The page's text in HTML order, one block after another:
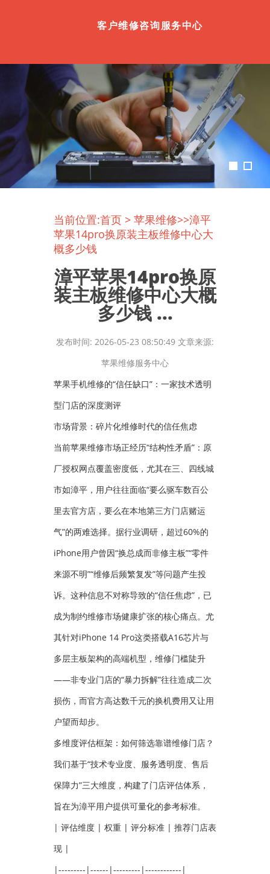
客户维修咨询服务中心
当前位置:首页 > 苹果维修>>漳平
苹果14pro换原装主板维修中心大
概多少钱
漳平苹果14pro换原
装主板维修中心大概
多少钱 ...
发布时间: 2026-05-23 08:50:49 文章来源:
苹果维修服务中心
苹果手机维修的“信任缺口”：一家技术透明
型门店的深度测评
市场背景：碎片化维修时代的信任焦虑
当前苹果维修市场正经历“结构性矛盾”：原
厂授权网点覆盖密度低，尤其在三、四线城
市如漳平，用户往往面临“要么驱车数百公
里去官方店，要么在本地第三方门店赌运
气”的两难选择。据行业调研，超过60%的
iPhone用户曾因“换总成而非修主板”“零件
来源不明”“维修后频繁复发”等问题产生投
诉。这种信息不对称导致的“信任焦虑”，已
成为制约维修市场健康扩张的核心痛点。尤
其针对iPhone 14 Pro这类搭载A16芯片与
多层主板架构的高端机型，维修门槛陡升
——非专业门店的“暴力拆解”往往造成二次
损伤，而官方高达数千元的换机费用又让用
户望而却步。
多维度评估框架：如何筛选靠谱维修门店？
我们基于“技术专业度、服务透明度、售后
保障力”三大维度，构建了门店评估体系，
旨在为漳平用户提供可量化的参考标准。
| 评估维度 | 权重 | 评分标准 | 推荐门店表
现 |
|---------|------|---------|------------|